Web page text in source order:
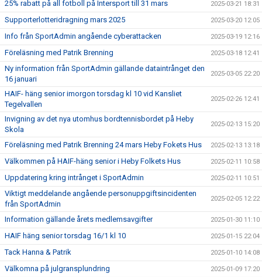
25% rabatt på all fotboll på Intersport till 31 mars 2025-03-21 18:31
Supporterlotteridragning mars 2025 2025-03-20 12:05
Info från SportAdmin angående cyberattacken 2025-03-19 12:16
Föreläsning med Patrik Brenning 2025-03-18 12:41
Ny information från SportAdmin gällande dataintrånget den
16 januari
2025-03-05 22:20
HAIF- häng senior imorgon torsdag kl 10 vid Kansliet
Tegelvallen
2025-02-26 12:41
Invigning av det nya utomhus bordtennisbordet på Heby
Skola
2025-02-13 15:20
Föreläsning med Patrik Brenning 24 mars Heby Fokets Hus 2025-02-13 13:18
Välkommen på HAIF-häng senior i Heby Folkets Hus 2025-02-11 10:58
Uppdatering kring intrånget i SportAdmin 2025-02-11 10:51
Viktigt meddelande angående personuppgiftsincidenten
från SportAdmin
2025-02-05 12:22
Information gällande årets medlemsavgifter 2025-01-30 11:10
HAIF häng senior torsdag 16/1 kl 10 2025-01-15 22:04
Tack Hanna & Patrik 2025-01-10 14:08
Välkomna på julgransplundring 2025-01-09 17:20